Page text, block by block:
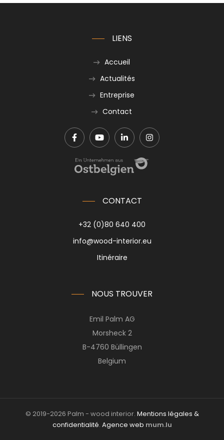
LIENS
Accueil
Actualités
Entreprise
Contact
CONTACT
+32 (0)80 640 400
info@wood-interior.eu
Itinéraire
NOUS TROUVER
Emil Palm AG
Morsheck 2
B-4760 Büllingen
Belgium
© 2019-2026 Palm - wood interior. Mentions légales &
confidentialité. Agence web mum.lu